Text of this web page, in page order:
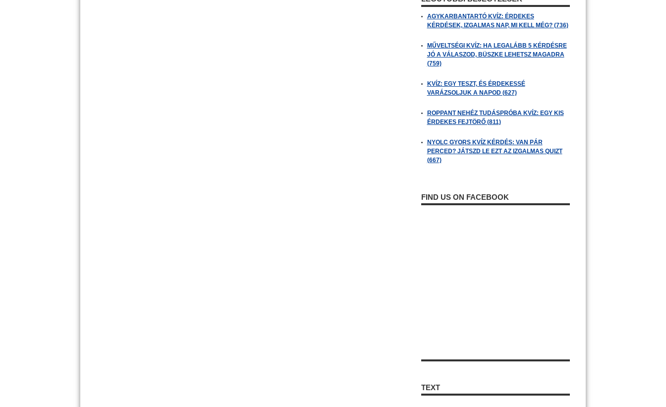
AGYKARBANTARTÓ KVÍZ: ÉRDEKES
KÉRDÉSEK, IZGALMAS NAP, MI KELL MÉG? (736)
MŰVELTSÉGI KVÍZ: HA LEGALÁBB 5 KÉRDÉSRE
JÓ A VÁLASZOD, BÜSZKE LEHETSZ MAGADRA
(759)
KVÍZ: EGY TESZT, ÉS ÉRDEKESSÉ
VARÁZSOLJUK A NAPOD (627)
ROPPANT NEHÉZ TUDÁSPRÓBA KVÍZ: EGY KIS
ÉRDEKES FEJTÖRŐ (811)
NYOLC GYORS KVÍZ KÉRDÉS: VAN PÁR
PERCED? JÁTSZD LE EZT AZ IZGALMAS QUIZT
(667)
FIND US ON FACEBOOK
TEXT